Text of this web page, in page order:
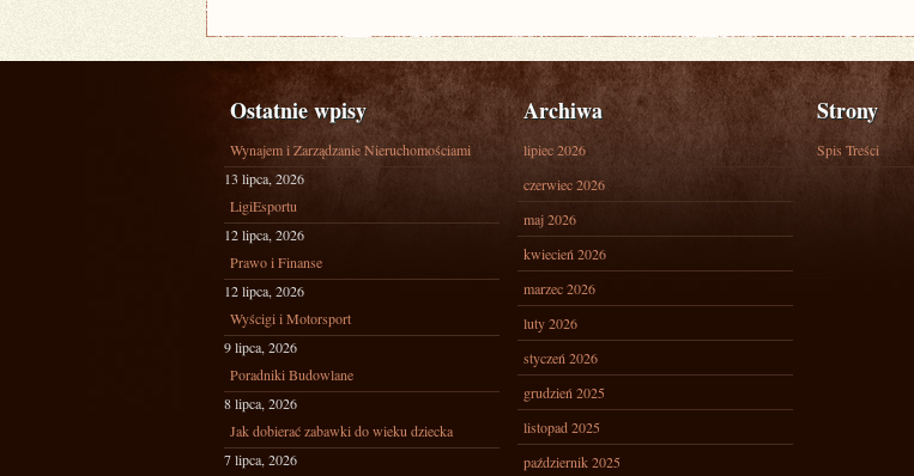
Ostatnie wpisy
Wynajem i Zarządzanie Nieruchomościami
13 lipca, 2026
LigiEsportu
12 lipca, 2026
Prawo i Finanse
12 lipca, 2026
Wyścigi i Motorsport
9 lipca, 2026
Poradniki Budowlane
8 lipca, 2026
Jak dobierać zabawki do wieku dziecka
7 lipca, 2026
Archiwa
lipiec 2026
czerwiec 2026
maj 2026
kwiecień 2026
marzec 2026
luty 2026
styczeń 2026
grudzień 2025
listopad 2025
październik 2025
Strony
Spis Treści